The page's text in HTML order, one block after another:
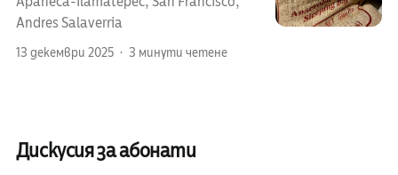
Andres Salaverria
13 декември 2025 3 минути четене
Дискусия за абонати